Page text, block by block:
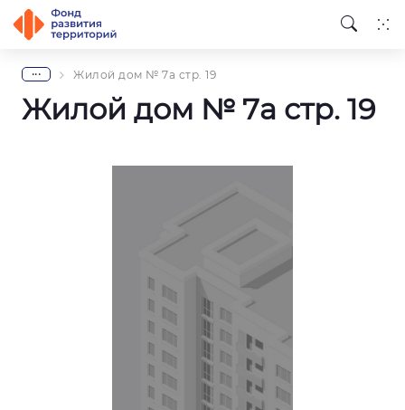
... Жилой дом № 7a стр. 19
Жилой дом № 7a стр. 19